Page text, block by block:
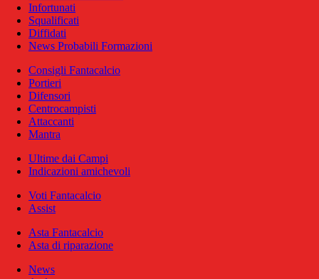
Infortunati
Squalificati
Diffidati
News Probabili Formazioni
Consigli Fantacalcio
Portieri
Difensori
Centrocampisti
Attaccanti
Mantra
Ultime dai Campi
Indicazioni amichevoli
Voti Fantacalcio
Assist
Asta Fantacalcio
Asta di riparazione
News